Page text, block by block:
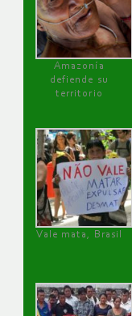
Amazonía
defiende su
territorio
Vale mata, Brasil